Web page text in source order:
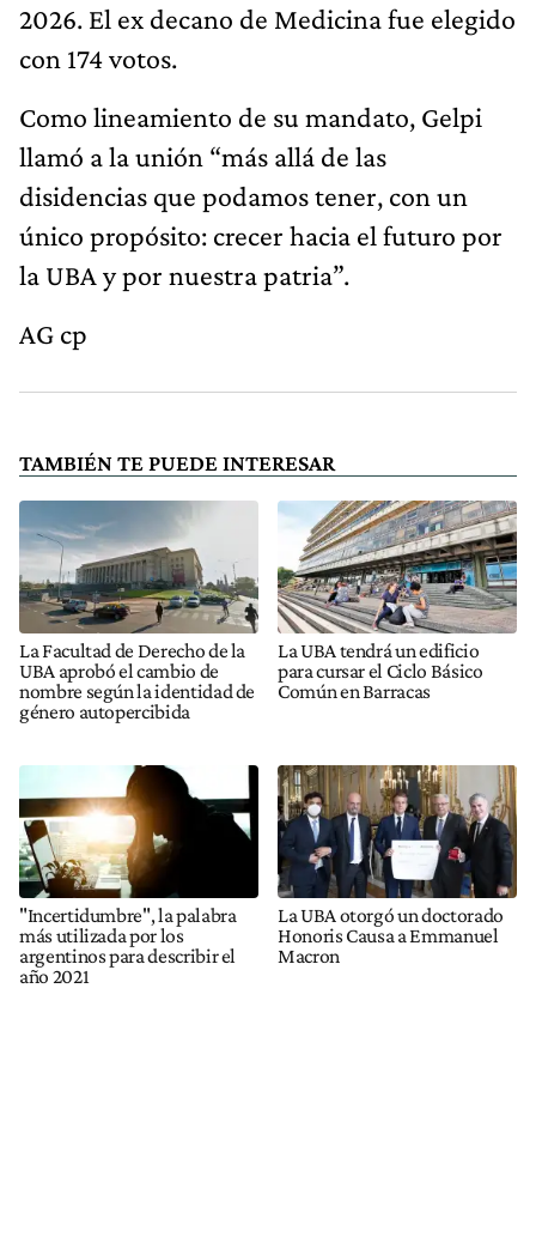
2026. El ex decano de Medicina fue elegido
con 174 votos.
Como lineamiento de su mandato, Gelpi
llamó a la unión “más allá de las
disidencias que podamos tener, con un
único propósito: crecer hacia el futuro por
la UBA y por nuestra patria”.
AG cp
TAMBIÉN TE PUEDE INTERESAR
La Facultad de Derecho de la
UBA aprobó el cambio de
nombre según la identidad de
género autopercibida
La UBA tendrá un edificio
para cursar el Ciclo Básico
Común en Barracas
"Incertidumbre", la palabra
más utilizada por los
argentinos para describir el
año 2021
La UBA otorgó un doctorado
Honoris Causa a Emmanuel
Macron